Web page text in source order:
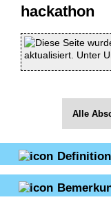
hackathon
Diese Seite
aktualisiert. Unter
Alle